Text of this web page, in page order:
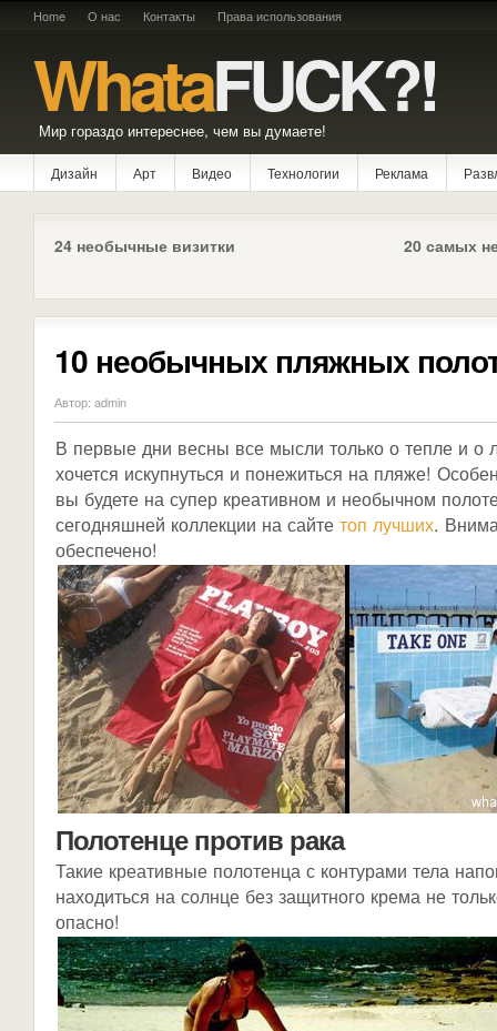
Home О нас Контакты Права использования
WhataFUCK?!
Мир гораздо интереснее, чем вы думаете!
Дизайн Арт Видео Технологии Реклама
20 самых
24 необычные визитки
10 необычных пляжных
Автор: admin
В первые дни весны все мысли только о тепле и о
хочется искупнуться и понежиться на пляже!
вы будете на супер креативном и необычном
сегодняшней коллекции на сайте топ лучших.
обеспечено!
Полотенце против рака
Такие креативные полотенца с контурами тела
находиться на солнце без защитного крема не
опасно!